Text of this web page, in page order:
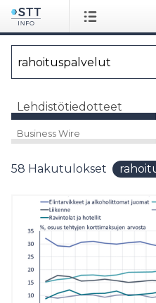
Lehdistötiedotteet
Business Wire
58 Hakutulokset